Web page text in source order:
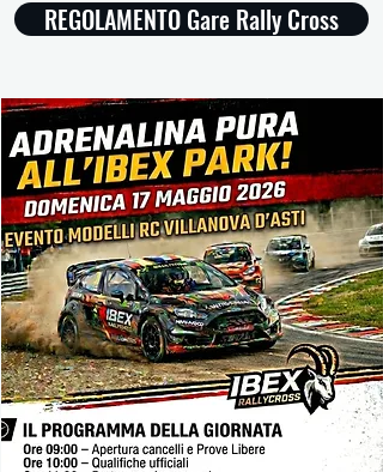
REGOLAMENTO Gare Rally Cross